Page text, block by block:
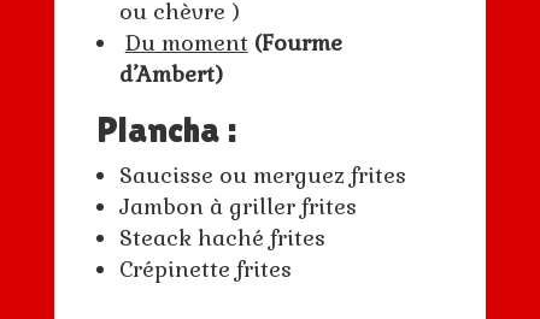
ou chèvre )
Du moment (Fourme
d’Ambert)
Plancha :
Saucisse ou merguez frites
Jambon à griller frites
Steack haché frites
Crépinette frites